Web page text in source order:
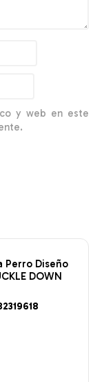
y web en este
Perro Diseño
DOWN